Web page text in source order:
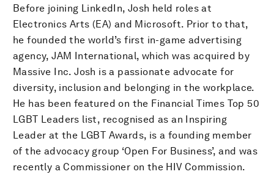
Before joining LinkedIn, Josh held roles at
Electronics Arts (EA) and Microsoft. Prior to that,
he founded the world’s first in-game advertising
agency, JAM International, which was acquired by
Massive Inc. Josh is a passionate advocate for
diversity, inclusion and belonging in the workplace.
He has been featured on the Financial Times Top 50
LGBT Leaders list, recognised as an Inspiring
Leader at the LGBT Awards, is a founding member
of the advocacy group ‘Open For Business’, and was
recently a Commissioner on the HIV Commission.